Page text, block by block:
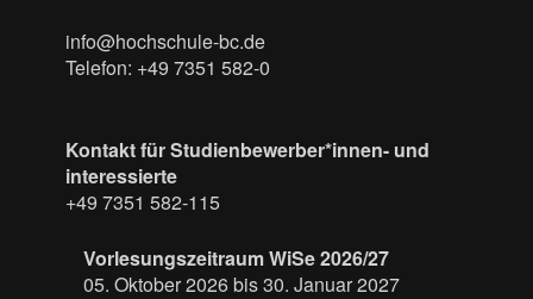
info@hochschule-bc.de
Telefon: +49 7351 582-0
Kontakt für Studienbewerber*innen- und
interessierte
+49 7351 582-115
Vorlesungszeitraum WiSe 2026/27
05. Oktober 2026 bis 30. Januar 2027